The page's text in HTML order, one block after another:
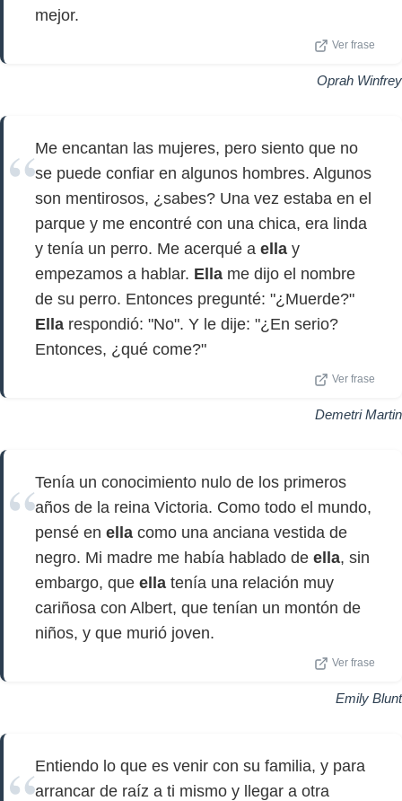
mejor.
Ver frase
Oprah Winfrey
Me encantan las mujeres, pero siento que no
se puede confiar en algunos hombres. Algunos
son mentirosos, ¿sabes? Una vez estaba en el
parque y me encontré con una chica, era linda
y tenía un perro. Me acerqué a ella y
empezamos a hablar. Ella me dijo el nombre
de su perro. Entonces pregunté: "¿Muerde?"
Ella respondió: "No". Y le dije: "¿En serio?
Entonces, ¿qué come?"
Ver frase
Demetri Martin
Tenía un conocimiento nulo de los primeros
años de la reina Victoria. Como todo el mundo,
pensé en ella como una anciana vestida de
negro. Mi madre me había hablado de ella, sin
embargo, que ella tenía una relación muy
cariñosa con Albert, que tenían un montón de
niños, y que murió joven.
Ver frase
Emily Blunt
Entiendo lo que es venir con su familia, y para
arrancar de raíz a ti mismo y llegar a otra